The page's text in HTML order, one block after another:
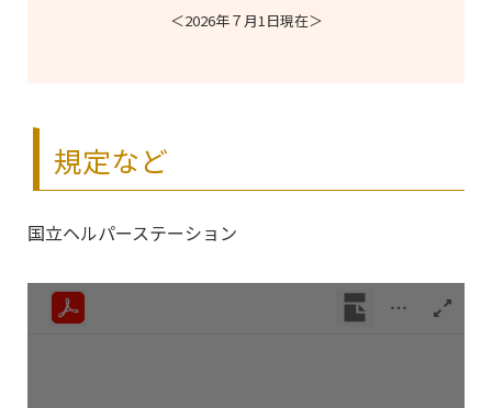
＜2026年７月1日現在＞
規定など
国立ヘルパーステーション